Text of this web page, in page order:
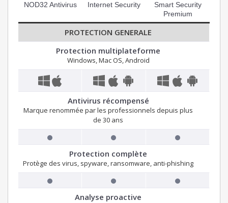
NOD32 Antivirus
Internet Security
Smart Security
Premium
PROTECTION GENERALE
Protection multiplateforme
Windows, Mac OS, Android
Antivirus récompensé
Marque renommée par les professionnels depuis plus
de 30 ans
Protection complète
Protège des virus, spyware, ransomware, anti-phishing
Analyse proactive